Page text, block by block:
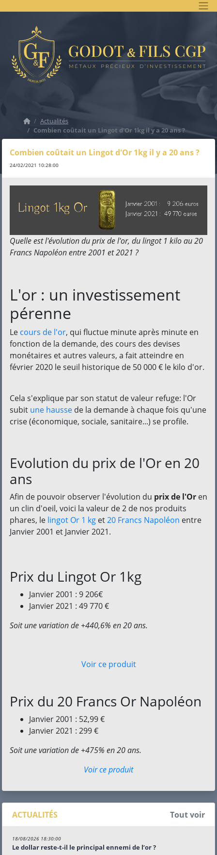
AccueilActualités
Combien coûtait un Lingot d'Or 1kg il y a 20 ans ?
Combien coûtait un Lingot d'Or 1kg il y a 20 ans ?
24/02/2021 10:28:00
Quelle est l'évolution du prix de l'or, du lingot 1 kilo au 20
Francs Napoléon entre 2001 et 2021 ?
L'or : un investissement
pérenne
Le cours de l'or, qui fluctue minute après minute en
fonction de la demande, des cours des devises
monétaires et autres valeurs, a fait atteindre en
février 2020 le seuil historique de 50 000 € le kilo d'or.
Cela s'explique par son statut de valeur refuge: l'Or
subit une hausse de la demande à chaque fois qu'une
crise (économique, sociale, sanitaire...) se profile.
Evolution du prix de l'Or en 20
ans
Afin de pouvoir observer l'évolution du prix de l'Or en
un clin d'oeil, voici la valeur de 2 de nos produits
phares, le lingot Or 1 kg et20 Francs Napoléon entre
Janvier 2001 et Janvier 2021.
Prix du Lingot Or 1kg
Janvier 2001 : 9 206€
Janvier 2021 : 49 770 €
Soit une variation de +440,6% en 20 ans.
Voir ce produit
Prix du 20 Francs Or Napoléon
Janvier 2001 : 52,99 €
Janvier 2021 : 299 €
Soit une variation de +475% en 20 ans.
Voir ce produit
ACTUALITÉS Tout voir
18/08/2026 18:30:00
Le dollar reste-t-il le principal ennemi de l’or ?